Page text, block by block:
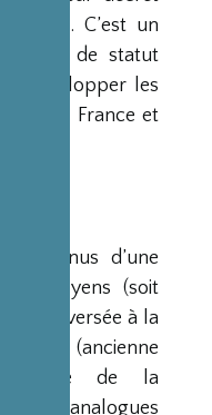
1990. C’est un
et de statut
« développer les
la France et
revenus d’une
de yens (soit
versée à la
(ancienne
de la
analogues